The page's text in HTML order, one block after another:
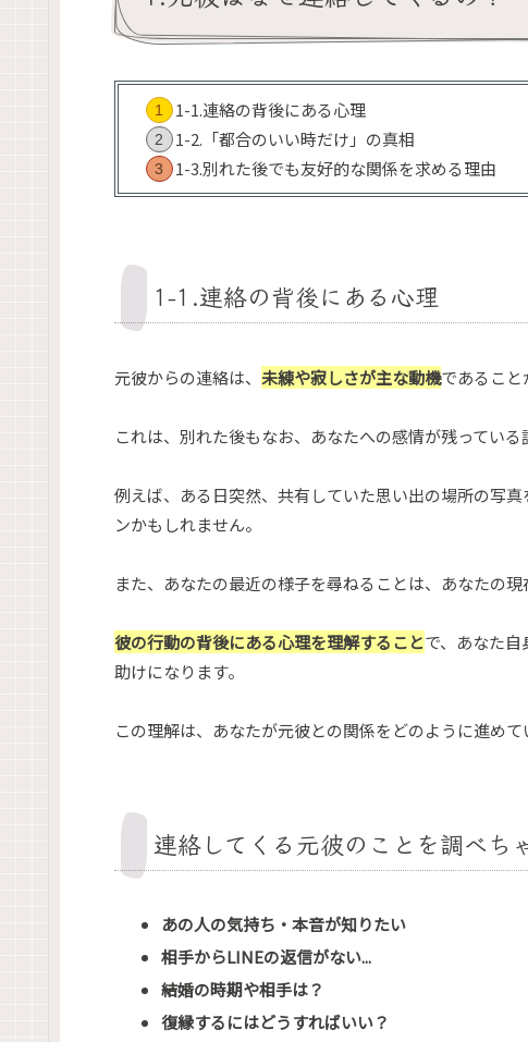
1-1.連絡の背後にある心理
1-2.「都合のいい時だけ」の真相
1-3.別れた後でも友好的な関係を求める理由
1-1.連絡の背後にある心理
元彼からの連絡は、 未練や寂しさが主な動機であること
これは、別れた後もなお、あなたへの感情が残っている
例えば、ある日突然、共有していた思い出の場所の写
ンかもしれません。
また、あなたの最近の様子を尋ねることは、あなたの
彼の行動の背後にある心理を理解することで、あなた
助けになります。
この理解は、あなたが元彼との関係をどのように進めて
連絡してくる元彼のことを調べち
あの人の気持ち・本音が知りたい
相手からLINEの返信がない...
結婚の時期や相手は？
復縁するにはどうすればいい？